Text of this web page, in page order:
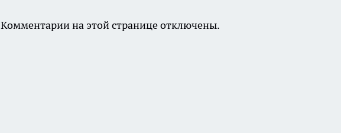
Комментарии на этой странице отключены.